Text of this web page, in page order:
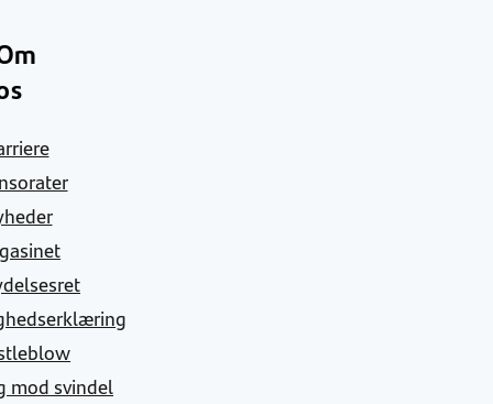
mod svindel